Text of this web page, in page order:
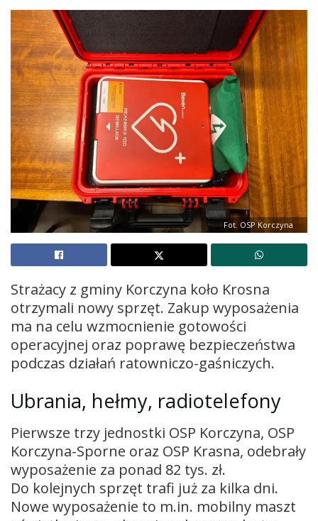
Fot. OSP Korczyna
Strażacy z gminy Korczyna koło Krosna
otrzymali nowy sprzęt. Zakup wyposażenia
ma na celu wzmocnienie gotowości
operacyjnej oraz poprawę bezpieczeństwa
podczas działań ratowniczo-gaśniczych.
Ubrania, hełmy, radiotelefony
Pierwsze trzy jednostki OSP Korczyna, OSP
Korczyna-Sporne oraz OSP Krasna, odebrały
wyposażenie za ponad 82 tys. zł.
Do kolejnych sprzęt trafi już za kilka dni.
Nowe wyposażenie to m.in. mobilny maszt